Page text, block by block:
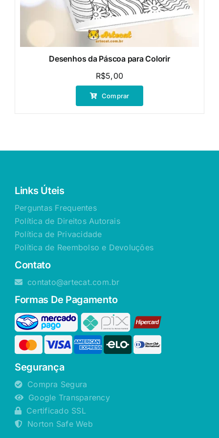
Desenhos da Páscoa para Colorir
R$5,00
Comprar
Links Úteis
Perguntas Frequentes
Política de Direitos Autorais
Política de Privacidade
Política de Reembolso e Devoluções
Contato
contato@artecat.com.br
Formas De Pagamento
Segurança
Compra Segura
Google Transparency
Certificado SSL
Norton Safe Web